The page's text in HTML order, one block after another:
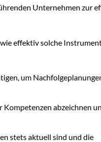
Unternehmen zur
effektiv solche
um
abzeichnen
stets aktuell sind und die